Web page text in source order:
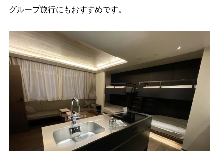
グループ旅行にもおすすめです。